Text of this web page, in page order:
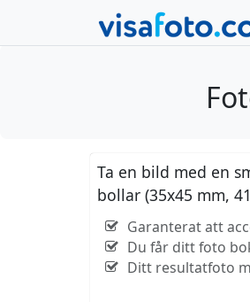
Ta en bild med en
bollar (35x45 mm,
Garanterat att
Du får ditt foto
Ditt resultatfoto